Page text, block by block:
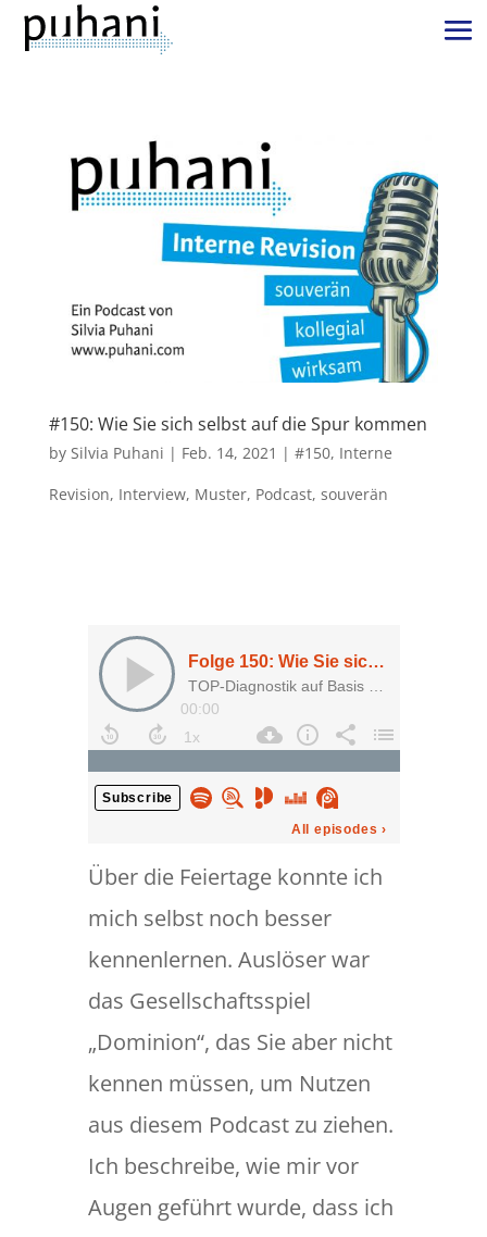
#150: Wie Sie sich selbst auf die Spur kommen
by Silvia Puhani | Feb. 14, 2021 | #150, Interne
Revision, Interview, Muster, Podcast, souverän
Über die Feiertage konnte ich
mich selbst noch besser
kennenlernen. Auslöser war
das Gesellschaftsspiel
„Dominion“, das Sie aber nicht
kennen müssen, um Nutzen
aus diesem Podcast zu ziehen.
Ich beschreibe, wie mir vor
Augen geführt wurde, dass ich